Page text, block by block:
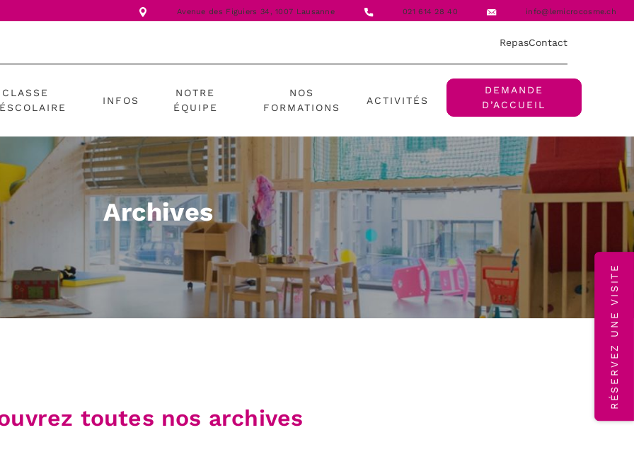
Avenue des Figuiers 34,1007 Lausanne 021 614 28 40 info@lemicrocosme.ch
RepasContact
CLASSE
INFOS
NOTRE
ÉQUIPE
NOS
FORMATIONS
ACTIVITÉS
DEMANDE
D’ACCUEIL
Archives
toutes nos archives
RÉSERVEZ UNE VISITE